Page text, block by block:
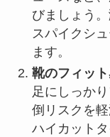
びましょう
スパイクシ
ます。
靴のフィッ
足にしっか
倒リスクを
ハイカット